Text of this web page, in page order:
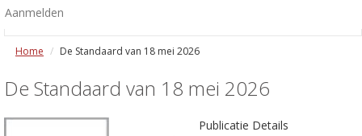
Aanmelden
Home De Standaard van 18 mei 2026
De Standaard van 18 mei 2026
Publicatie Details